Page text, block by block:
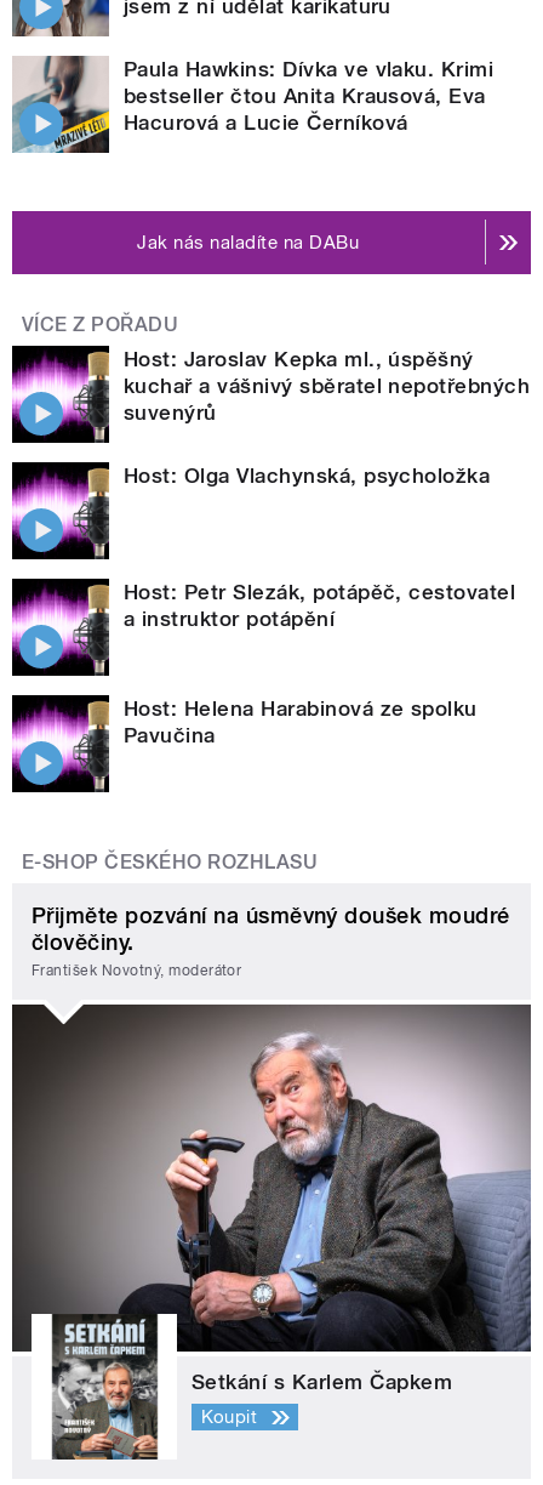
jsem z ní udělat karikaturu
Paula Hawkins: Dívka ve vlaku. Krimi
bestseller čtou Anita Krausová, Eva
Hacurová a Lucie Černíková
Jak nás naladíte na DABu
VÍCE Z POŘADU
Host: Jaroslav Kepka ml., úspěšný
kuchař a vášnivý sběratel nepotřebných
suvenýrů
Host: Olga Vlachynská, psycholožka
Host: Petr Slezák, potápěč, cestovatel
a instruktor potápění
Host: Helena Harabinová ze spolku
Pavučina
E-SHOP ČESKÉHO ROZHLASU
Přijměte pozvání na úsměvný doušek moudré
člověčiny.
František Novotný, moderátor
Setkání s Karlem Čapkem
Koupit